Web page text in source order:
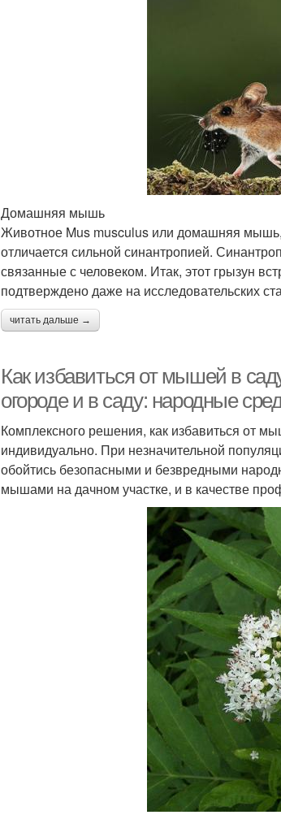
Домашняя мышь
Животное Mus musculus или домашняя
отличается сильной синантропией.
связанные с человеком. Итак, этот грызун
подтверждено даже на исследовательских
читать дальше →
Как избавиться от мышей в
огороде и в саду: народные
Комплексного решения, как избавиться от
индивидуально. При незначительной
обойтись безопасными и безвредными
мышами на дачном участке, и в качестве